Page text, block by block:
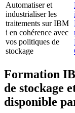
Automatiser et
industrialiser les
traitements sur IBM
i en cohérence avec
vos politiques de
stockage
Formation
de stockage
disponible